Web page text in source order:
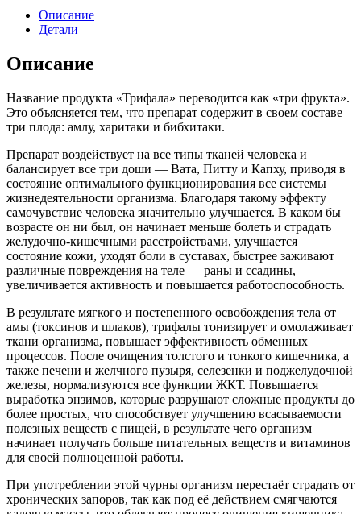
Описание
Детали
Описание
Название продукта «Трифала» переводится как «три фрукта».
Это объясняется тем, что препарат содержит в своем составе
три плода: амлу, харитаки и бибхитаки.
Препарат воздействует на все типы тканей человека и
балансирует все три доши — Вата, Питту и Капху, приводя в
состояние оптимального функционирования все системы
жизнедеятельности организма. Благодаря такому эффекту
самочувствие человека значительно улучшается. В каком бы
возрасте он ни был, он начинает меньше болеть и страдать
желудочно-кишечными расстройствами, улучшается
состояние кожи, уходят боли в суставах, быстрее заживают
различные повреждения на теле — раны и ссадины,
увеличивается активность и повышается работоспособность.
В результате мягкого и постепенного освобождения тела от
амы (токсинов и шлаков), трифалы тонизирует и омолаживает
ткани организма, повышает эффективность обменных
процессов. После очищения толстого и тонкого кишечника, а
также печени и желчного пузыря, селезенки и поджелудочной
железы, нормализуются все функции ЖКТ. Повышается
выработка энзимов, которые разрушают сложные продукты до
более простых, что способствует улучшению всасываемости
полезных веществ с пищей, в результате чего организм
начинает получать больше питательных веществ и витаминов
для своей полноценной работы.
При употреблении этой чурны организм перестаёт страдать от
хронических запоров, так как под её действием смягчаются